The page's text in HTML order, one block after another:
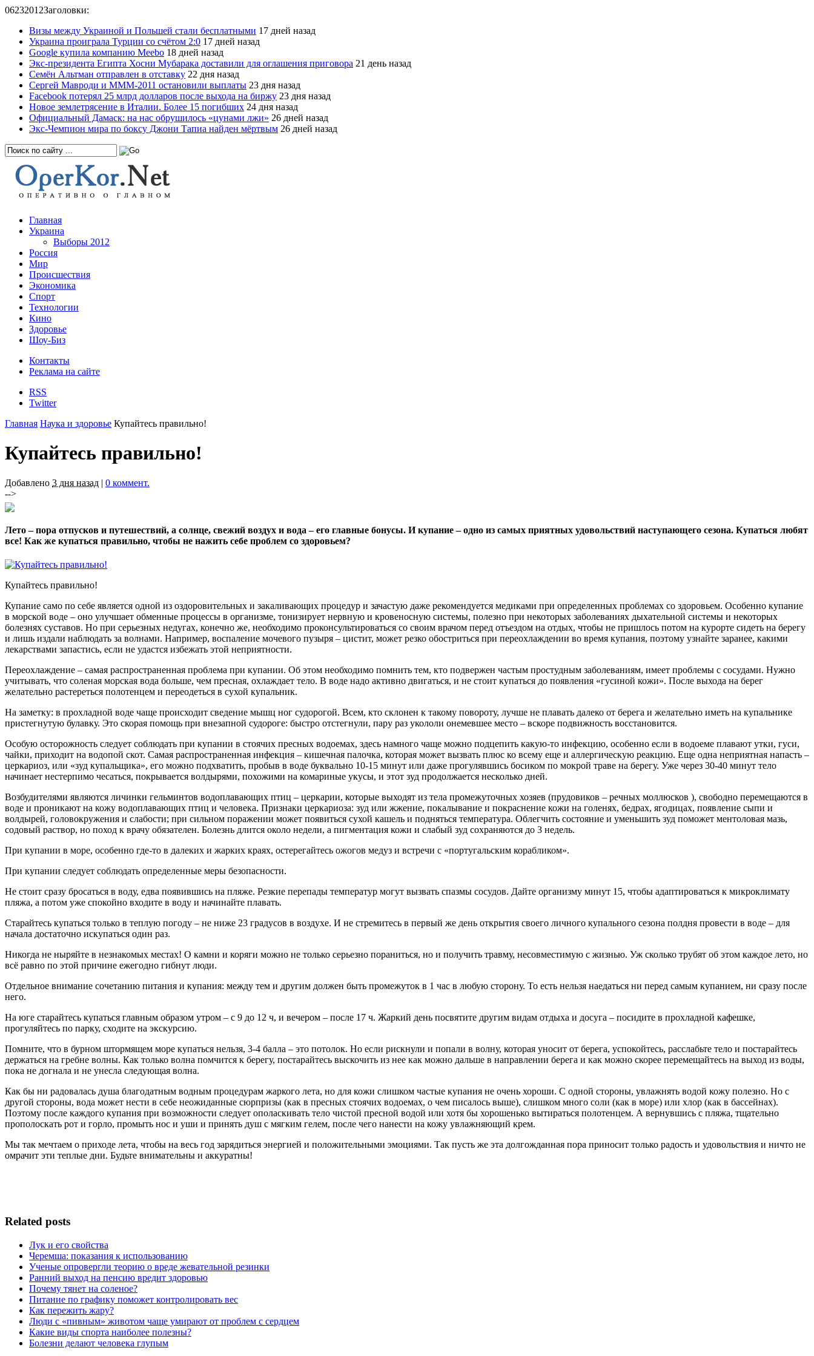
06232012Заголовки:
Визы между Украиной и Польшей стали бесплатными 17 дней назад
Украина проиграла Турции со счётом 2:0 17 дней назад
Google купила компанию Meebo 18 дней назад
Экс-президента Египта Хосни Мубарака доставили для оглашения приговора 21 день назад
Семён Альтман отправлен в отставку 22 дня назад
Сергей Мавроди и МММ-2011 остановили выплаты 23 дня назад
Facebook потерял 25 млрд долларов после выхода на биржу 23 дня назад
Новое землетрясение в Италии. Более 15 погибших 24 дня назад
Официальный Дамаск: на нас обрушилось «цунами лжи» 26 дней назад
Экс-Чемпион мира по боксу Джони Тапиа найден мёртвым 26 дней назад
Главная
Украина
Выборы 2012
Россия
Мир
Происшествия
Экономика
Спорт
Технологии
Кино
Здоровье
Шоу-Биз
Контакты
Реклама на сайте
RSS
Twitter
Главная Наука и здоровье Купайтесь правильно!
Купайтесь правильно!
Добавлено 3 дня назад | 0 коммент.
-->
Лето – пора отпусков и путешествий, а солнце, свежий воздух и вода – его главные бонусы. И купание – одно из самых приятных удовольствий наступающего сезона. Купаться любят
все! Как же купаться правильно, чтобы не нажить себе проблем со здоровьем?
Купайтесь правильно!
Купание само по себе является одной из оздоровительных и закаливающих процедур и зачастую даже рекомендуется медиками при определенных проблемах со здоровьем. Особенно купание
в морской воде – оно улучшает обменные процессы в организме, тонизирует нервную и кровеносную системы, полезно при некоторых заболеваниях дыхательной системы и некоторых
болезнях суставов. Но при серьезных недугах, конечно же, необходимо проконсультироваться со своим врачом перед отъездом на отдых, чтобы не пришлось потом на курорте сидеть на берегу
и лишь издали наблюдать за волнами. Например, воспаление мочевого пузыря – цистит, может резко обостриться при переохлаждении во время купания, поэтому узнайте заранее, какими
лекарствами запастись, если не удастся избежать этой неприятности.
Переохлаждение – самая распространенная проблема при купании. Об этом необходимо помнить тем, кто подвержен частым простудным заболеваниям, имеет проблемы с сосудами. Нужно
учитывать, что соленая морская вода больше, чем пресная, охлаждает тело. В воде надо активно двигаться, и не стоит купаться до появления «гусиной кожи». После выхода на берег
желательно растереться полотенцем и переодеться в сухой купальник.
На заметку: в прохладной воде чаще происходит сведение мышц ног судорогой. Всем, кто склонен к такому повороту, лучше не плавать далеко от берега и желательно иметь на купальнике
пристегнутую булавку. Это скорая помощь при внезапной судороге: быстро отстегнули, пару раз укололи онемевшее место – вскоре подвижность восстановится.
Особую осторожность следует соблюдать при купании в стоячих пресных водоемах, здесь намного чаще можно подцепить какую-то инфекцию, особенно если в водоеме плавают утки, гуси,
чайки, приходит на водопой скот. Самая распространенная инфекция – кишечная палочка, которая может вызвать плюс ко всему еще и аллергическую реакцию. Еще одна неприятная напасть –
церкариоз, или «зуд купальщика», его можно подхватить, пробыв в воде буквально 10-15 минут или даже прогулявшись босиком по мокрой траве на берегу. Уже через 30-40 минут тело
начинает нестерпимо чесаться, покрывается волдырями, похожими на комариные укусы, и этот зуд продолжается несколько дней.
Возбудителями являются личинки гельминтов водоплавающих птиц – церкарии, которые выходят из тела промежуточных хозяев (прудовиков – речных моллюсков ), свободно перемещаются в
воде и проникают на кожу водоплавающих птиц и человека. Признаки церкариоза: зуд или жжение, покалывание и покраснение кожи на голенях, бедрах, ягодицах, появление сыпи и
волдырей, головокружения и слабости; при сильном поражении может появиться сухой кашель и подняться температура. Облегчить состояние и уменьшить зуд поможет ментоловая мазь,
содовый раствор, но поход к врачу обязателен. Болезнь длится около недели, а пигментация кожи и слабый зуд сохраняются до 3 недель.
При купании в море, особенно где-то в далеких и жарких краях, остерегайтесь ожогов медуз и встречи с «португальским корабликом».
При купании следует соблюдать определенные меры безопасности.
Не стоит сразу бросаться в воду, едва появившись на пляже. Резкие перепады температур могут вызвать спазмы сосудов. Дайте организму минут 15, чтобы адаптироваться к микроклимату
пляжа, а потом уже спокойно входите в воду и начинайте плавать.
Старайтесь купаться только в теплую погоду – не ниже 23 градусов в воздухе. И не стремитесь в первый же день открытия своего личного купального сезона полдня провести в воде – для
начала достаточно искупаться один раз.
Никогда не ныряйте в незнакомых местах! О камни и коряги можно не только серьезно пораниться, но и получить травму, несовместимую с жизнью. Уж сколько трубят об этом каждое лето, но
всё равно по этой причине ежегодно гибнут люди.
Отдельное внимание сочетанию питания и купания: между тем и другим должен быть промежуток в 1 час в любую сторону. То есть нельзя наедаться ни перед самым купанием, ни сразу после
него.
На юге старайтесь купаться главным образом утром – с 9 до 12 ч, и вечером – после 17 ч. Жаркий день посвятите другим видам отдыха и досуга – посидите в прохладной кафешке,
прогуляйтесь по парку, сходите на экскурсию.
Помните, что в бурном штормящем море купаться нельзя, 3-4 балла – это потолок. Но если рискнули и попали в волну, которая уносит от берега, успокойтесь, расслабьте тело и постарайтесь
держаться на гребне волны. Как только волна помчится к берегу, постарайтесь выскочить из нее как можно дальше в направлении берега и как можно скорее перемещайтесь на выход из воды,
пока не догнала и не унесла следующая волна.
Как бы ни радовалась душа благодатным водным процедурам жаркого лета, но для кожи слишком частые купания не очень хороши. С одной стороны, увлажнять водой кожу полезно. Но с
другой стороны, вода может нести в себе неожиданные сюрпризы (как в пресных стоячих водоемах, о чем писалось выше), слишком много соли (как в море) или хлор (как в бассейнах).
Поэтому после каждого купания при возможности следует ополаскивать тело чистой пресной водой или хотя бы хорошенько вытираться полотенцем. А вернувшись с пляжа, тщательно
прополоскать рот и горло, промыть нос и уши и принять душ с мягким гелем, после чего нанести на кожу увлажняющий крем.
Мы так мечтаем о приходе лета, чтобы на весь год зарядиться энергией и положительными эмоциями. Так пусть же эта долгожданная пора приносит только радость и удовольствия и ничто не
омрачит эти теплые дни. Будьте внимательны и аккуратны!
Related posts
Лук и его свойства
Черемша: показания к использованию
Ученые опровергли теорию о вреде жевательной резинки
Ранний выход на пенсию вредит здоровью
Почему тянет на соленое?
Питание по графику поможет контролировать вес
Как пережить жару?
Люди с «пивным» животом чаще умирают от проблем с сердцем
Какие виды спорта наиболее полезны?
Болезни делают человека глупым